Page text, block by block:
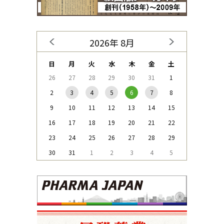
2026年 8月
日 月 火 水 木 金 土
26 27 28 29 30 31
1
2
3 4 5 6 7
8
9
10 11 12 13 14
15
16
17 18 19 20 21
22
23
24 25 26 27 28
29
30
31 1 2 3 4 5